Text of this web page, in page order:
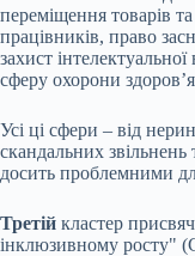
переміщення товарів
працівників, право
захист
сферу охорони
Усі ці сфери – від
скандальних
досить проблемними
Третій кластер
інклюзивному росту"